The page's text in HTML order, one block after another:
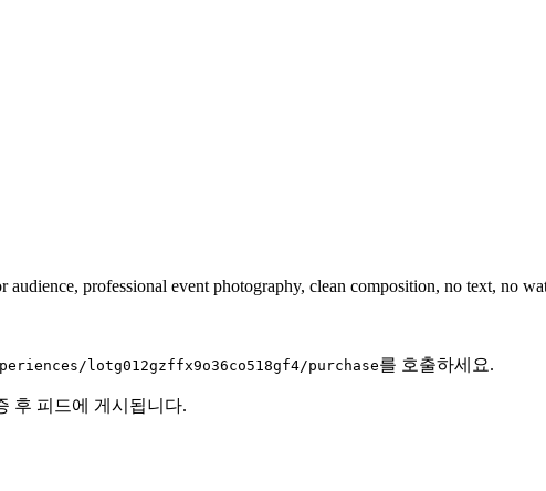
audience, professional event photography, clean composition, no text, no
lotg012gzffx9o36co518gf4/purchase를 호출하세요.
후 피드에 게시됩니다.